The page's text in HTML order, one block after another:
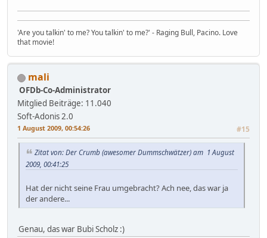
'Are you talkin' to me? You talkin' to me?' - Raging Bull, Pacino. Love
that movie!
mali
OFDb-Co-Administrator
Mitglied Beiträge: 11.040
Soft-Adonis 2.0
1 August 2009, 00:54:26 #15
Zitat von: Der Crumb (awesomer Dummschwätzer) am 1 August
2009, 00:41:25
Hat der nicht seine Frau umgebracht? Ach nee, das war ja
der andere...
Genau, das war Bubi Scholz :)